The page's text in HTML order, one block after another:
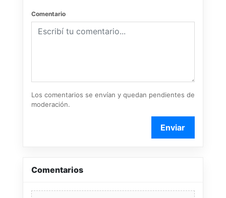
Comentario
Los comentarios se envían y quedan pendientes de
moderación.
Enviar
Comentarios